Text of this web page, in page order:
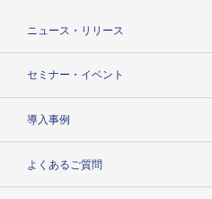
ニュース・リリース
セミナー・イベント
導入事例
よくあるご質問